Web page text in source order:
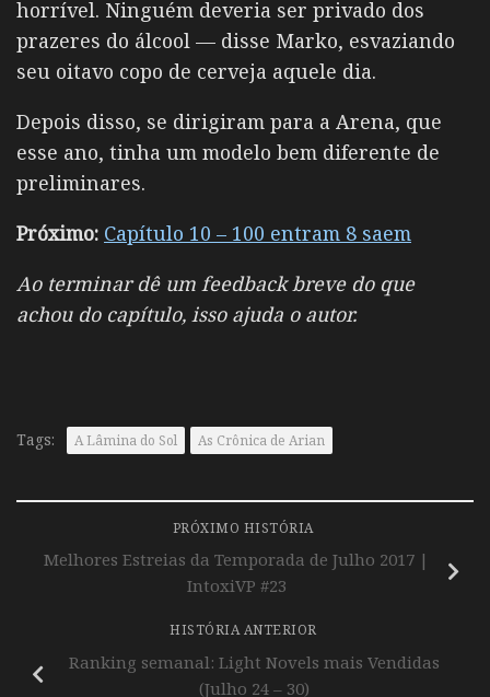
horrível. Ninguém deveria ser privado dos
prazeres do álcool — disse Marko, esvaziando
seu oitavo copo de cerveja aquele dia.
Depois disso, se dirigiram para a Arena, que
esse ano, tinha um modelo bem diferente de
preliminares.
Próximo: Capítulo 10 – 100 entram 8 saem
Ao terminar dê um feedback breve do que
achou do capítulo, isso ajuda o autor.
Tags: A Lâmina do Sol As Crônica de Arian
PRÓXIMO HISTÓRIA
Melhores Estreias da Temporada de Julho 2017 |
IntoxiVP #23
HISTÓRIA ANTERIOR
Ranking semanal: Light Novels mais Vendidas
(Julho 24 – 30)